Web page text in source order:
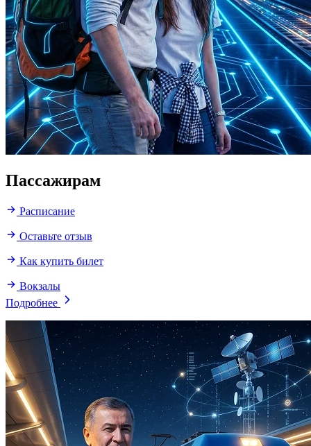
Пассажирам
Расписание
Оставьте отзыв
Как купить билет
Вокзалы
Подробнее